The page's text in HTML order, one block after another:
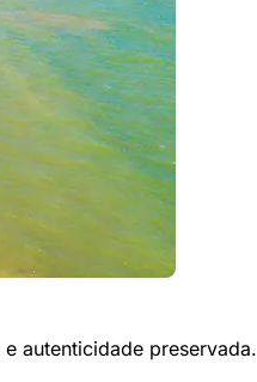
autenticidade preservada.